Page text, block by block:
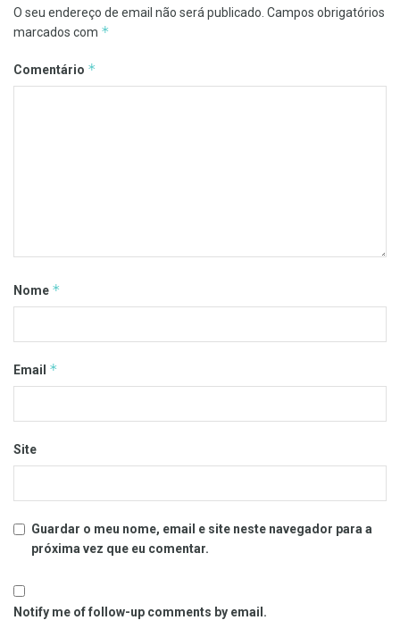
O seu endereço de email não será publicado. Campos obrigatórios
marcados com *
Comentário *
Nome *
Email *
Site
Guardar o meu nome, email e site neste navegador para a
próxima vez que eu comentar.
Notify me of follow-up comments by email.